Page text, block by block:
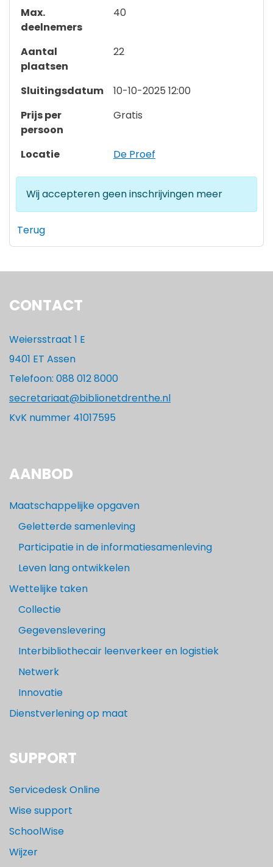
Max.
deelnemers
40
Aantal
plaatsen
22
Sluitingsdatum
10-10-2025 12:00
Prijs per
persoon
Gratis
Locatie De Proef
Wij accepteren geen inschrijvingen meer
Terug
CONTACT
Weiersstraat 1 E
9401 ET Assen
Telefoon: 088 012 8000
secretariaat@biblionetdrenthe.nl
KvK nummer 41017595
AANBOD
Maatschappelijke opgaven
Geletterde samenleving
Participatie in de informatiesamenleving
Leven lang ontwikkelen
Wettelijke taken
Collectie
Gegevenslevering
Interbibliothecair leenverkeer en logistiek
Netwerk
Innovatie
Dienstverlening op maat
SUPPORT
Servicedesk Online
Wise support
SchoolWise
Wijzer